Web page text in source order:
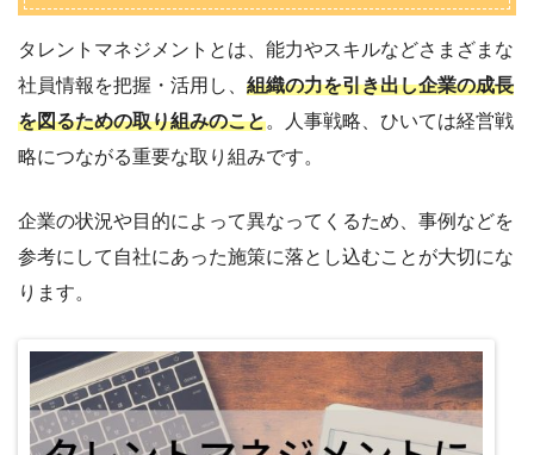
タレントマネジメントとは、能力やスキルなどさまざまな
社員情報を把握・活用し、 組織の力を引き出し企業の成長
を図るための取り組みのこと。人事戦略、ひいては経営戦
略につながる重要な取り組みです。
企業の状況や目的によって異なってくるため、事例などを
参考にして自社にあった施策に落とし込むことが大切にな
ります。